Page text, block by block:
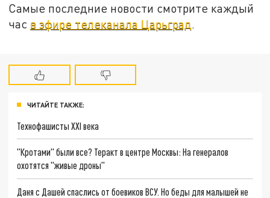
Самые последние новости смотрите каждый
час в эфире телеканала Царьград.
ЧИТАЙТЕ ТАКЖЕ:
Технофашисты XXI века
"Кротами" были все? Теракт в центре Москвы: На генералов
охотятся "живые дроны"
Даня с Дашей спаслись от боевиков ВСУ. Но беды для малышей не